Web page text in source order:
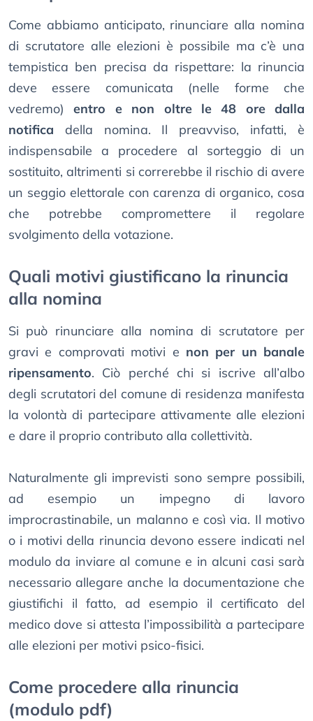
Come abbiamo anticipato, rinunciare alla nomina
di scrutatore alle elezioni è possibile ma c’è una
tempistica ben precisa da rispettare: la rinuncia
deve essere comunicata (nelle forme che
vedremo)entro e non oltre le 48 ore dalla
notifica della nomina. Il preavviso, infatti, è
indispensabile a procedere al sorteggio di un
sostituito, altrimenti si correrebbe il rischio di avere
un seggio elettorale con carenza di organico, cosa
che potrebbe compromettere il regolare
svolgimento della votazione.
Quali motivi giustificano la rinuncia
alla nomina
Si può rinunciare alla nomina di scrutatore per
gravi e comprovati motivi e non per un banale
ripensamento. Ciò perché chi si iscrive all’albo
degli scrutatori del comune di residenza manifesta
la volontà di partecipare attivamente alle elezioni
e dare il proprio contributo alla collettività.
Naturalmente gli imprevisti sono sempre possibili,
ad esempio un impegno di lavoro
improcrastinabile, un malanno e così via. Il motivo
o i motivi della rinuncia devono essere indicati nel
modulo da inviare al comune e in alcuni casi sarà
necessario allegare anche la documentazione che
giustifichi il fatto, ad esempio il certificato del
medico dove si attesta l’impossibilità a partecipare
alle elezioni per motivi psico-fisici.
Come procedere alla rinuncia
(modulo pdf)